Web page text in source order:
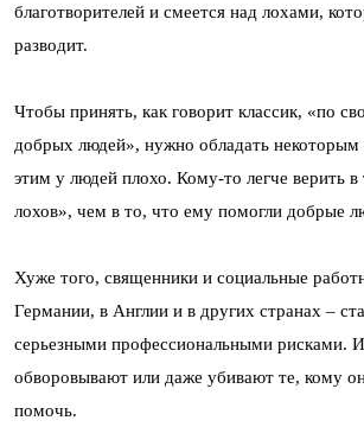
благотворителей и смеется над лохами,
разводит.
Чтобы принять, как говорит классик, «по
добрых людей», нужно обладать
этим у людей плохо. Кому-то легче верить в
лохов», чем в то, что ему помогли добрые
Хуже того, священники и социальные
Германии, в Англии и в других странах –
серьезными профессиональными рисками.
обворовывают или даже убивают те, кому
помочь.